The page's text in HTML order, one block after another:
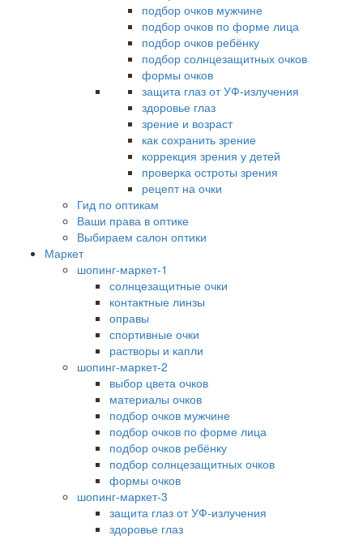
подбор очков мужчине
подбор очков по форме лица
подбор очков ребёнку
подбор солнцезащитных очков
формы очков
защита глаз от УФ-излучения
здоровье глаз
зрение и возраст
как сохранить зрение
коррекция зрения у детей
проверка остроты зрения
рецепт на очки
Гид по оптикам
Ваши права в оптике
Выбираем салон оптики
Маркет
шопинг-маркет-1
солнцезащитные очки
контактные линзы
оправы
спортивные очки
растворы и капли
шопинг-маркет-2
выбор цвета очков
материалы очков
подбор очков мужчине
подбор очков по форме лица
подбор очков ребёнку
подбор солнцезащитных очков
формы очков
шопинг-маркет-3
защита глаз от УФ-излучения
здоровье глаз